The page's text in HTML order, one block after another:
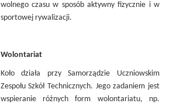
wolnego czasu w sposób aktywny fizycznie i w
sportowej rywalizacji.
Wolontariat
Koło działa przy Samorządzie Uczniowskim
Zespołu Szkół Technicznych. Jego zadaniem jest
wspieranie różnych form wolontariatu, np.